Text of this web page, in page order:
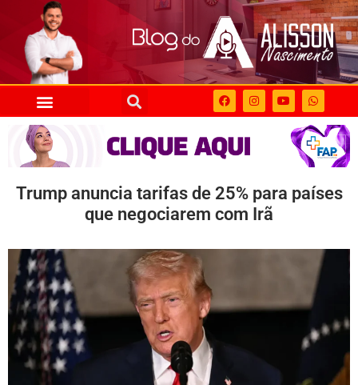
Trump anuncia tarifas de 25% para países
que negociarem com Irã